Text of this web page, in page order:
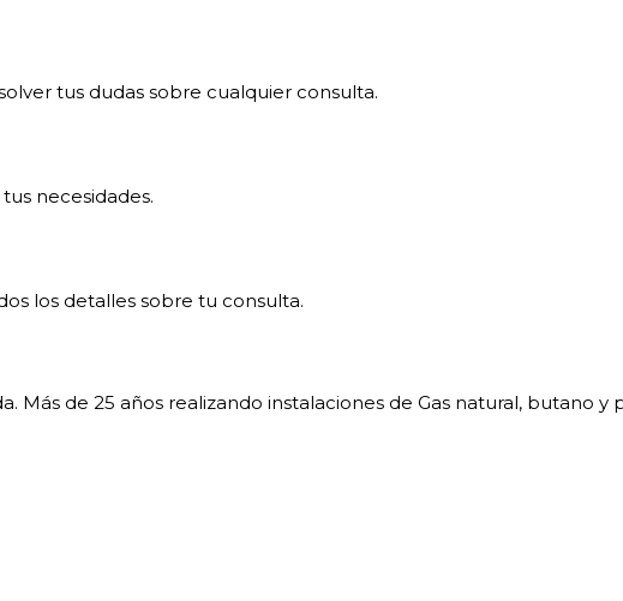
tus dudas sobre cualquier consulta.
necesidades.
los detalles sobre tu consulta.
Más de 25 años realizando instalaciones de Gas natural, butano y